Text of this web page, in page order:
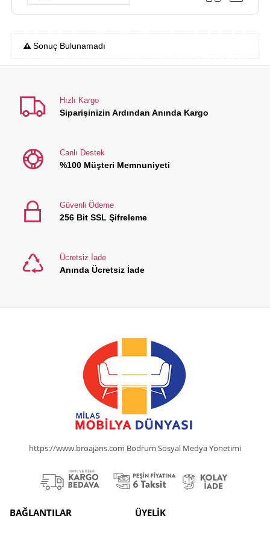
Sonuç Bulunamadı
Hızlı Kargo
Siparişinizin Ardından Anında Kargo
Canlı Destek
%100 Müşteri Memnuniyeti
Güvenli Ödeme
256 Bit SSL Şifreleme
Ücretsiz İade
Anında Ücretsiz İade
https://www.broajans.com Bodrum Sosyal Medya Yönetimi
BAĞLANTILAR ÜYELİK